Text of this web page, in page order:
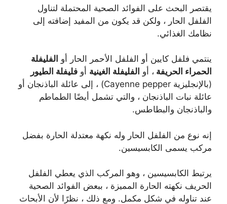
يقتصر البحث على الفوائد الصحية المحتملة لتناول
الفلفل الحار ، ولكن قد يكون من المفيد إضافته إلى
نظامك الغذائي.
ينتمي فلفل كايين أو الفلفل الأحمر الحار أو الفليفلة
الحمراء الحريفة ، أو الفليفلة الغينية أو فليفلة الطيور
(بالإنجليزية Cayenne pepper) ، إلى عائلة الباذنجان أو
عائلة نبات الباذنجان ، والتي تشمل أيضًا الطماطم
والباذنجان والبطاطس.
إنه نوع من الفلفل الحار وله نكهة معتدلة الحارة بفضل
مركب يسمى الكابسيسين.
يرتبط الكابسيسين ، وهو المركب الذي يعطي الفلفل
الحريف نكهته الحارة المميزة ، ببعض الفوائد الصحية
عند تناوله في شكل مكمل. ومع ذلك ، نظرًا لأن الأبحاث